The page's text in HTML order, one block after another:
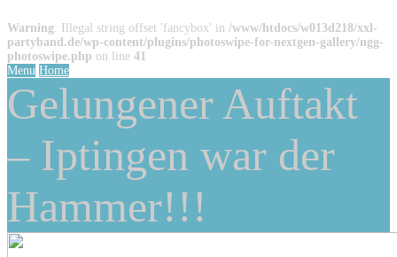
Warning: Illegal string offset 'fancybox' in /www/htdocs/w013d218/xxl-
partyband.de/wp-content/plugins/photoswipe-for-nextgen-gallery/ngg-
photoswipe.php on line 41
Menu Home
Gelungener Auftakt
– Iptingen war der
Hammer!!!